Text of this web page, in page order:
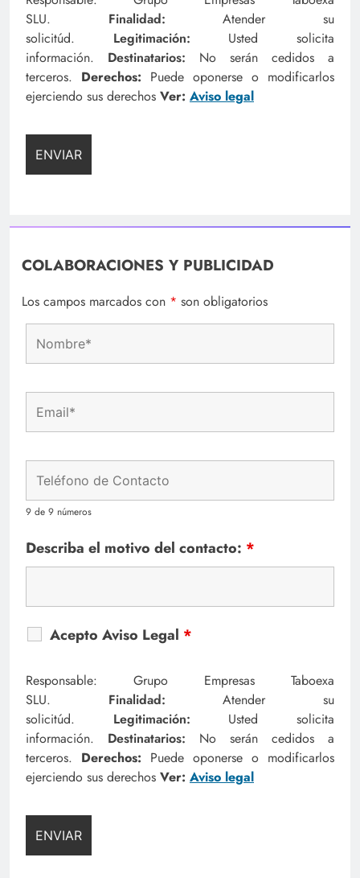
SLU. Finalidad:Atender su
solicitúd. Legitimación: Usted solicita
información. Destinatarios: No serán cedidos a
terceros. Derechos: Puede oponerse o modificarlos
ejerciendo sus derechos Ver: Aviso legal
COLABORACIONES Y PUBLICIDAD
Los campos marcados con * son obligatorios
9 de 9 números
Describa el motivo del contacto: *
Acepto Aviso Legal *
Responsable: Grupo Empresas Taboexa
SLU. Finalidad:Atender su
solicitúd. Legitimación: Usted solicita
información. Destinatarios: No serán cedidos a
terceros. Derechos: Puede oponerse o modificarlos
ejerciendo sus derechos Ver: Aviso legal